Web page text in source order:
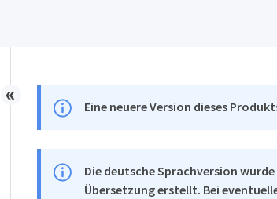
Eine neuere Version dieses
Die deutsche Sprachversion
Übersetzung erstellt. Bei